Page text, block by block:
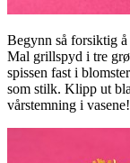
Begynn så forsiktig
Mal grillspyd i tre
spissen fast i
som stilk. Klipp ut
vårstemning i vasene!